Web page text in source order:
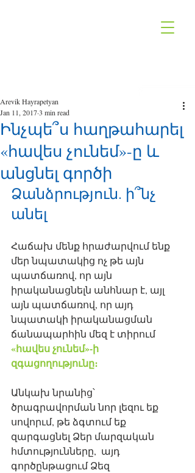
Ինչպե՞ս հաղթահարել
«հավես չունեմ»-ը և
անցնել գործի
Arevik Hayrapetyan
Jan 11, 20173 min read
Ձանձրություն. ի՞նչ
անել
Հաճախ մենք հրաժարվում ենք
մեր նպատակից ոչ թե այն
պատճառով, որ այն
իրականացնելն անհնար է, այլ
այն պատճառով, որ այդ
նպատակի իրականացման
ճանապարհին մեզ է տիրում
«հավես չունեմ»-ի
զգացողությունը։
Անկախ նրանից՝
ծրագրավորման նոր լեզու եք
սովորւմ, թե ձգտում եք
զարգացնել Ձեր մարզական
հմտությունները,  այդ
գործընթացում Ձեզ